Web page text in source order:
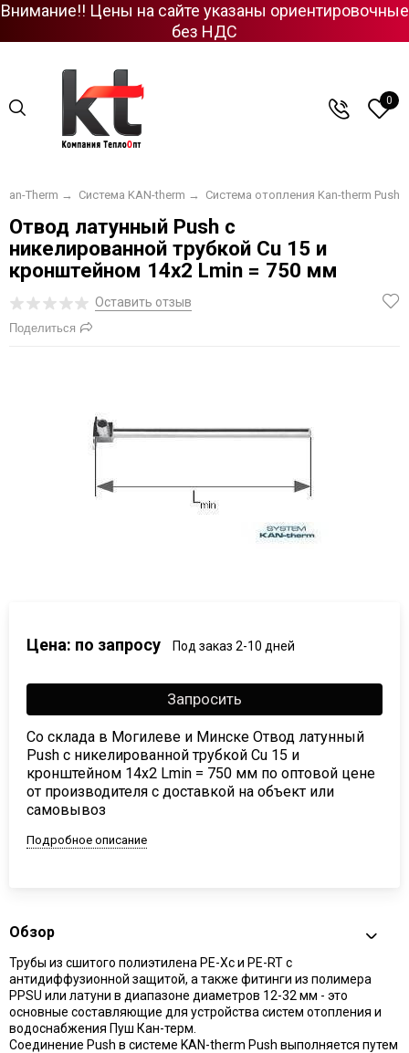
Внимание!! Цены на сайте указаны ориентировочные
без НДС
0
Kan-Therm → Система KAN-therm → Система отопления Kan-therm Push
Отвод латунный Push с
никелированной трубкой Cu 15 и
кронштейном 14х2 Lmin = 750 мм
Оставить отзыв
Поделиться
Цена: по запросу Под заказ 2-10 дней
Запросить
Со склада в Могилеве и Минске Отвод латунный
Push с никелированной трубкой Cu 15 и
кронштейном 14х2 Lmin = 750 мм по оптовой цене
от производителя с доставкой на объект или
самовывоз
Подробное описание
Обзор
Трубы из сшитого полиэтилена PE-Xc и PE-RT с
антидиффузионной защитой, а также фитинги из полимера
PPSU или латуни в диапазоне диаметров 12-32 мм - это
основные составляющие для устройства систем отопления и
водоснабжения Пуш Кан-терм.
Соединение Push в системе KAN-therm Push выполняется путем